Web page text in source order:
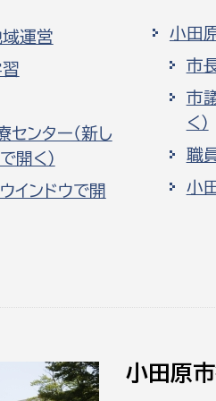
域運営
習
ンター（新し
開く）
インドウで開
小田
市
市
く）
職
小
小田原